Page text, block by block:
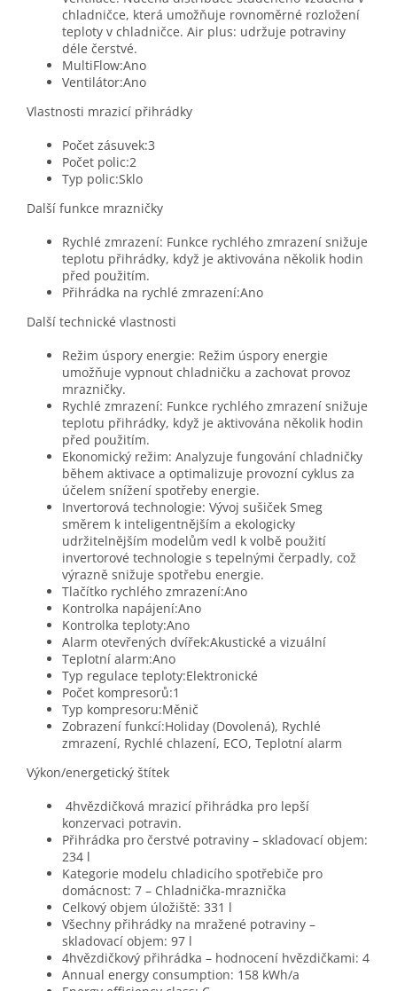
chladničce, která umožňuje rovnoměrné rozložení
teploty v chladničce. Air plus: udržuje potraviny
déle čerstvé.
MultiFlow:Ano
Ventilátor:Ano
Vlastnosti mrazicí přihrádky
Počet zásuvek:3
Počet polic:2
Typ polic:Sklo
Další funkce mrazničky
Rychlé zmrazení: Funkce rychlého zmrazení snižuje
teplotu přihrádky, když je aktivována několik hodin
před použitím.
Přihrádka na rychlé zmrazení:Ano
Další technické vlastnosti
Režim úspory energie: Režim úspory energie
umožňuje vypnout chladničku a zachovat provoz
mrazničky.
Rychlé zmrazení: Funkce rychlého zmrazení snižuje
teplotu přihrádky, když je aktivována několik hodin
před použitím.
Ekonomický režim: Analyzuje fungování chladničky
během aktivace a optimalizuje provozní cyklus za
účelem snížení spotřeby energie.
Invertorová technologie: Vývoj sušiček Smeg
směrem k inteligentnějším a ekologicky
udržitelnějším modelům vedl k volbě použití
invertorové technologie s tepelnými čerpadly, což
výrazně snižuje spotřebu energie.
Tlačítko rychlého zmrazení:Ano
Kontrolka napájení:Ano
Kontrolka teploty:Ano
Alarm otevřených dvířek:Akustické a vizuální
Teplotní alarm:Ano
Typ regulace teploty:Elektronické
Počet kompresorů:1
Typ kompresoru:Měnič
Zobrazení funkcí:Holiday (Dovolená), Rychlé
zmrazení, Rychlé chlazení, ECO, Teplotní alarm
Výkon/energetický štítek
4hvězdičková mrazicí přihrádka pro lepší
konzervaci potravin.
Přihrádka pro čerstvé potraviny – skladovací objem:
234 l
Kategorie modelu chladicího spotřebiče pro
domácnost: 7 – Chladnička-mraznička
Celkový objem úložiště: 331 l
Všechny přihrádky na mražené potraviny –
skladovací objem: 97 l
4hvězdičkový přihrádka – hodnocení hvězdičkami: 4
Annual energy consumption: 158 kWh/a